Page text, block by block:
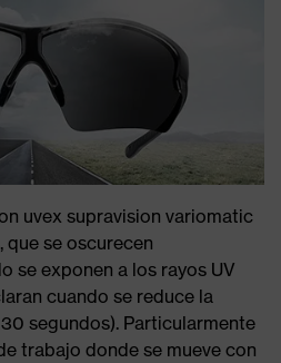
uvex supravision variomatic
se oscurecen
se exponen a los rayos UV
cuando se reduce la
segundos). Particularmente
trabajo donde se mueve con